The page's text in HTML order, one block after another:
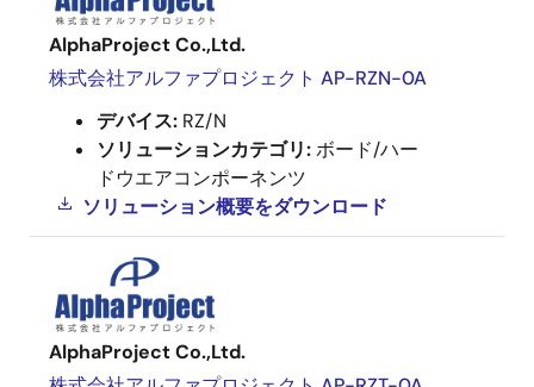
AlphaProject Co.,Ltd.
株式会社アルファプロジェクト AP-RZN-0A
デバイス: RZ/N
ソリューションカテゴリ:ボード/ハー
ドウエアコンポーネンツ
ソリューション概要をダウンロード
AlphaProject Co.,Ltd.